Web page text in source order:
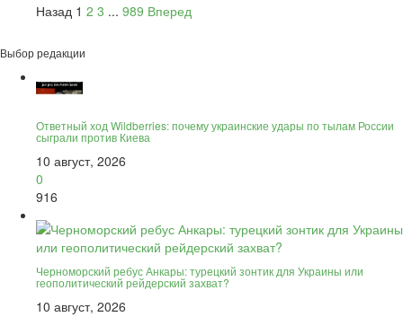
Назад 1 2 3 ... 989 Вперед
Выбор редакции
Ответный ход Wildberries: почему украинские удары по тылам России
сыграли против Киева
10 август, 2026
0
916
Черноморский ребус Анкары: турецкий зонтик для Украины или
геополитический рейдерский захват?
10 август, 2026